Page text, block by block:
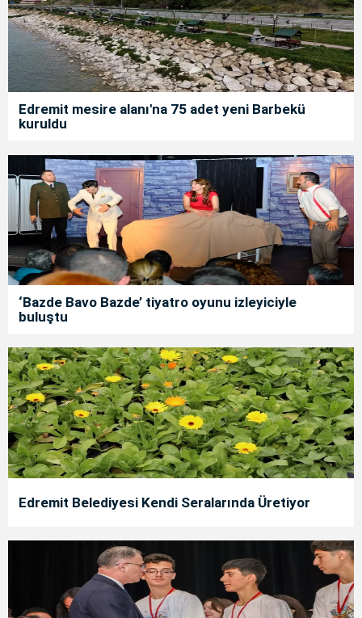
Edremit mesire alanı'na 75 adet yeni Barbekü
kuruldu
‘Bazde Bavo Bazde’ tiyatro oyunu izleyiciyle
buluştu
Edremit Belediyesi Kendi Seralarında Üretiyor